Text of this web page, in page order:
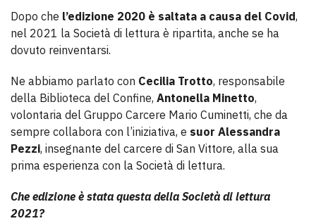
Dopo che l’edizione 2020 è saltata a causa del Covid,
nel 2021 la Società di lettura è ripartita, anche se ha
dovuto reinventarsi.
Ne abbiamo parlato con Cecilia Trotto, responsabile
della Biblioteca del Confine, Antonella Minetto,
volontaria del Gruppo Carcere Mario Cuminetti, che da
sempre collabora con l’iniziativa, e suor Alessandra
Pezzi, insegnante del carcere di San Vittore, alla sua
prima esperienza con la Società di lettura.
Che edizione è stata questa della Società di lettura
2021?